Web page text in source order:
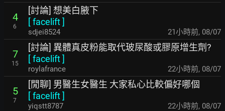
4
6
[討論] 想美白腋下
[facelift]
sdjei8524 21小時前, 08/07
7
15
[討論] 異體真皮粉能取代玻尿酸或膠原增生劑?
[facelift]
roylafrance 22小時前, 08/07
5
7
[閒聊] 男醫生女醫生 大家私心比較偏好哪個
[facelift]
yiqstt8787 22小時前, 08/07